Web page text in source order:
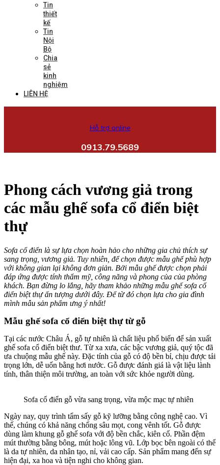
Tin
thiết
kế
Tin
Nội
Bộ
Chia
sẻ
kinh
nghiệm
LIÊN HỆ
Hỗ trợ online
0913.79.5689
Phong cách vương giả trong
các mẫu ghế sofa cổ điển biệt
thự
Sofa cổ điển là sự lựa chọn hoàn hảo cho những gia chủ thích sự
sang trọng, vương giả. Tuy nhiên, để chọn được mẫu ghế phù hợp
với không gian lại không đơn giản. Bởi mẫu ghế được chọn phải
đáp ứng được tính thẩm mỹ, công năng và phong của của phòng
khách. Bạn đừng lo lắng, hãy tham khảo những mẫu ghế sofa cổ
điển biệt thự ấn tượng dưới đây. Để từ đó chọn lựa cho gia đình
mình mẫu sản phẩm ưng ý nhất!
Mẫu ghế sofa cổ điển biệt thự từ gỗ
Tại các nước Châu Á, gỗ tự nhiên là chất liệu phổ biến để sản xuất
ghế sofa cổ điển biệt thư. Từ xa xưa, các bậc vương giả, quý tộc đã
ưa chuộng mẫu ghế này. Đặc tính của gỗ có độ bền bỉ, chịu được tải
trọng lớn, dễ uốn bằng hơi nước. Gỗ được đánh giá là vật liệu lành
tính, thân thiện môi trường, an toàn với sức khỏe người dùng.
Sofa cổ điển gỗ vừa sang trọng, vừa mộc mạc tự nhiên
Ngày nay, quy trình tẩm sấy gỗ kỹ lưỡng bằng công nghệ cao. Vì
thế, chúng có khả năng chống sâu mọt, cong vênh tốt. Gỗ được
dùng làm khung gỗ ghế sofa với độ bền chắc, kiên cố. Phần đệm
mút thường bằng bông, mút hoặc lông vũ. Lớp bọc bên ngoài có thể
là da tự nhiên, da nhân tạo, nỉ, vải cao cấp. Sản phẩm mang đến sự
hiện đại, xa hoa và tiện nghi cho không gian.